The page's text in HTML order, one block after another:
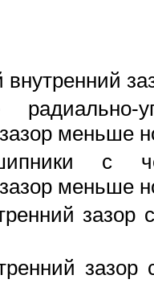
радиально-
меньше
с
меньше
зазор
зазор